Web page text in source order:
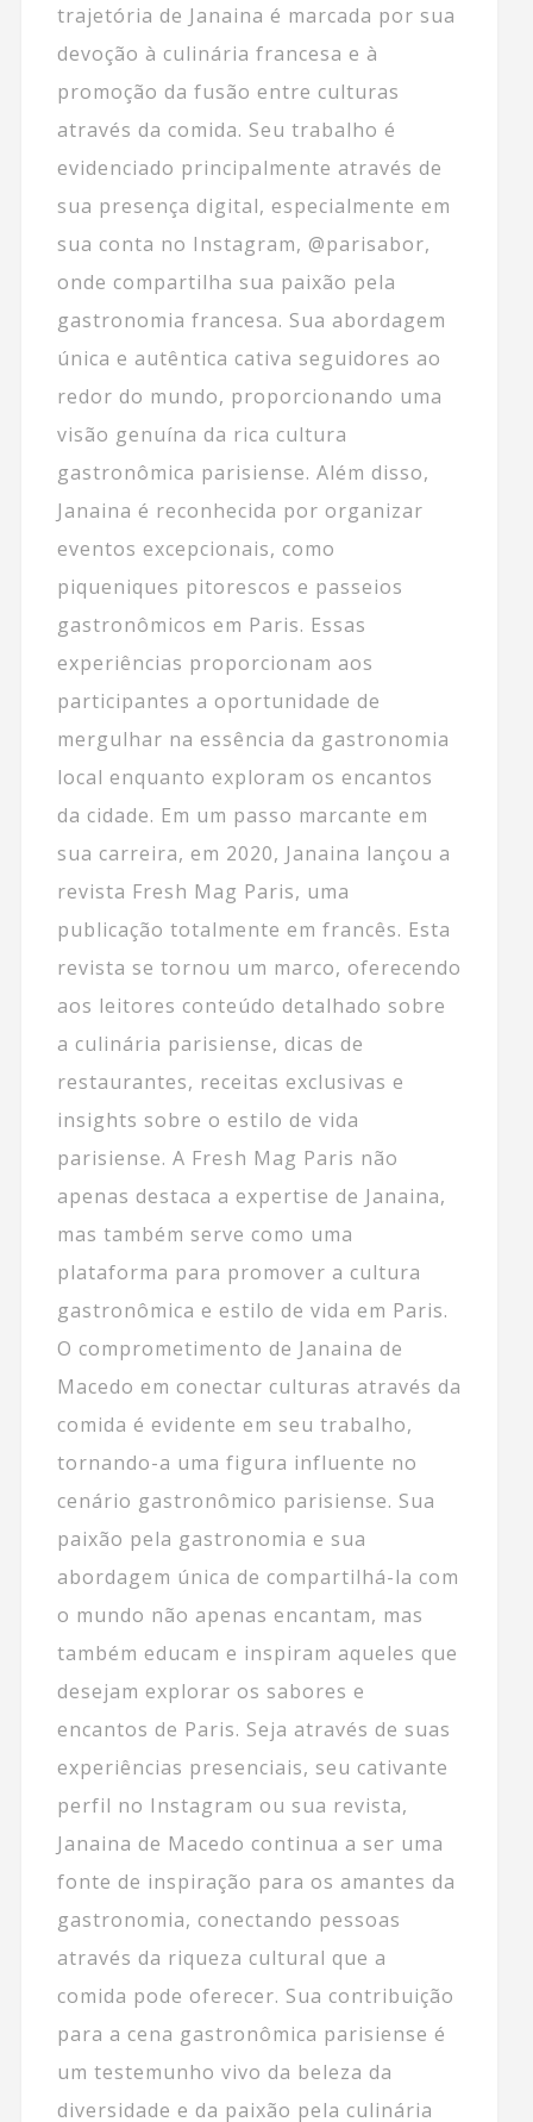
trajetória de Janaina é marcada por sua
devoção à culinária francesa e à
promoção da fusão entre culturas
através da comida. Seu trabalho é
evidenciado principalmente através de
sua presença digital, especialmente em
sua conta no Instagram, @parisabor,
onde compartilha sua paixão pela
gastronomia francesa. Sua abordagem
única e autêntica cativa seguidores ao
redor do mundo, proporcionando uma
visão genuína da rica cultura
gastronômica parisiense. Além disso,
Janaina é reconhecida por organizar
eventos excepcionais, como
piqueniques pitorescos e passeios
gastronômicos em Paris. Essas
experiências proporcionam aos
participantes a oportunidade de
mergulhar na essência da gastronomia
local enquanto exploram os encantos
da cidade. Em um passo marcante em
sua carreira, em 2020, Janaina lançou a
revista Fresh Mag Paris, uma
publicação totalmente em francês. Esta
revista se tornou um marco, oferecendo
aos leitores conteúdo detalhado sobre
a culinária parisiense, dicas de
restaurantes, receitas exclusivas e
insights sobre o estilo de vida
parisiense. A Fresh Mag Paris não
apenas destaca a expertise de Janaina,
mas também serve como uma
plataforma para promover a cultura
gastronômica e estilo de vida em Paris.
O comprometimento de Janaina de
Macedo em conectar culturas através da
comida é evidente em seu trabalho,
tornando-a uma figura influente no
cenário gastronômico parisiense. Sua
paixão pela gastronomia e sua
abordagem única de compartilhá-la com
o mundo não apenas encantam, mas
também educam e inspiram aqueles que
desejam explorar os sabores e
encantos de Paris. Seja através de suas
experiências presenciais, seu cativante
perfil no Instagram ou sua revista,
Janaina de Macedo continua a ser uma
fonte de inspiração para os amantes da
gastronomia, conectando pessoas
através da riqueza cultural que a
comida pode oferecer. Sua contribuição
para a cena gastronômica parisiense é
um testemunho vivo da beleza da
diversidade e da paixão pela culinária